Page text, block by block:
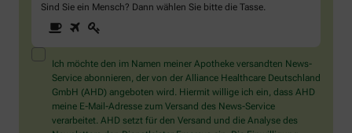
Sind Sie ein Mensch? Dann wählen Sie bitte die Tasse.
Sind
Sie
ein
Mensch?
Dann
wählen
Sie
bitte
1 2
Ich möchte den im Namen meiner Apotheke versandten News-
Service abonnieren, der von der Alliance Healthcare Deutschland
GmbH (AHD) angeboten wird. Hiermit willige ich ein, dass AHD
meine E-Mail-Adresse zum Versand des News-Service
verarbeitet. AHD setzt für den Versand und die Analyse des